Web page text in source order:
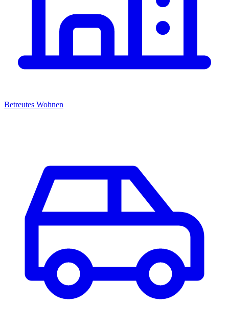
Betreutes Wohnen